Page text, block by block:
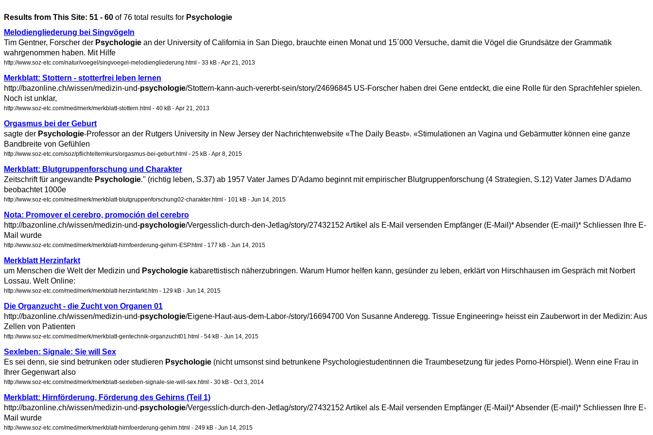
Results from This Site: 51 - 60 of 76 total results for Psychologie
Melodiengliederung bei Singvögeln
Tim Gentner, Forscher der Psychologie an der University of California in San Diego, brauchte einen Monat und 15´000 Versuche, damit die Vögel die Grundsätze der Grammatik
wahrgenommen haben. Mit Hilfe
http://www.soz-etc.com/natur/voegel/singvoegel-melodiengliederung.html - 33 kB - Apr 21, 2013
Merkblatt: Stottern - stotterfrei leben lernen
http://bazonline.ch/wissen/medizin-und-psychologie/Stottern-kann-auch-vererbt-sein/story/24696845 US-Forscher haben drei Gene entdeckt, die eine Rolle für den Sprachfehler spielen.
Noch ist unklar,
http://www.soz-etc.com/med/merk/merkblatt-stottern.html - 40 kB - Apr 21, 2013
Orgasmus bei der Geburt
sagte der Psychologie-Professor an der Rutgers University in New Jersey der Nachrichtenwebsite «The Daily Beast». «Stimulationen an Vagina und Gebärmutter können eine ganze
Bandbreite von Gefühlen
http://www.soz-etc.com/soz/pflichtelternkurs/orgasmus-bei-geburt.html - 25 kB - Apr 8, 2015
Merkblatt: Blutgruppenforschung und Charakter
Zeitschrift für angewandte Psychologie." (richtig leben, S.37) ab 1957 Vater James D'Adamo beginnt mit empirischer Blutgruppenforschung (4 Strategien, S.12) Vater James D'Adamo
beobachtet 1000e
http://www.soz-etc.com/med/merk/merkblatt-blutgruppenforschung02-charakter.html - 101 kB - Jun 14, 2015
Nota: Promover el cerebro, promoción del cerebro
http://bazonline.ch/wissen/medizin-und-psychologie/Vergesslich-durch-den-Jetlag/story/27432152 Artikel als E-Mail versenden Empfänger (E-Mail)* Absender (E-mail)* Schliessen Ihre E-
Mail wurde
http://www.soz-etc.com/med/merk/merkblatt-hirnfoerderung-gehirn-ESP.html - 177 kB - Jun 14, 2015
Merkblatt Herzinfarkt
um Menschen die Welt der Medizin und Psychologie kabarettistisch näherzubringen. Warum Humor helfen kann, gesünder zu leben, erklärt von Hirschhausen im Gespräch mit Norbert
Lossau. Welt Online:
http://www.soz-etc.com/med/merk/merkblatt-herzinfarkt.htm - 129 kB - Jun 14, 2015
Die Organzucht - die Zucht von Organen 01
http://bazonline.ch/wissen/medizin-und-psychologie/Eigene-Haut-aus-dem-Labor-/story/16694700 Von Susanne Anderegg. Tissue Engineering» heisst ein Zauberwort in der Medizin: Aus
Zellen von Patienten
http://www.soz-etc.com/med/merk/merkblatt-gentechnik-organzucht01.html - 54 kB - Jun 14, 2015
Sexleben: Signale: Sie will Sex
Es sei denn, sie sind betrunken oder studieren Psychologie (nicht umsonst sind betrunkene Psychologiestudentinnen die Traumbesetzung für jedes Porno-Hörspiel). Wenn eine Frau in
Ihrer Gegenwart also
http://www.soz-etc.com/med/merk/merkblatt-sexleben-signale-sie-will-sex.html - 30 kB - Oct 3, 2014
Merkblatt: Hirnförderung, Förderung des Gehirns (Teil 1)
http://bazonline.ch/wissen/medizin-und-psychologie/Vergesslich-durch-den-Jetlag/story/27432152 Artikel als E-Mail versenden Empfänger (E-Mail)* Absender (E-mail)* Schliessen Ihre E-
Mail wurde
http://www.soz-etc.com/med/merk/merkblatt-hirnfoerderung-gehirn.html - 249 kB - Jun 14, 2015